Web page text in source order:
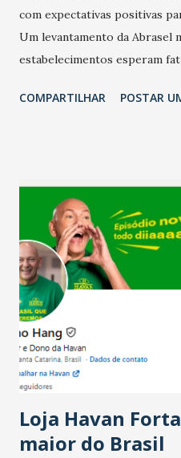
com expectativas positivas
Um levantamento da Abrasel
estabelecimentos esperam
relação ao último trimestre
confraternizações de fim de
Salário para um número
país tem a menor taxa de
Ainda segundo a Pesquisa,
bares e restaurantes
registraram equilíbrio
estabelecimentos no prejuízo
do observado no mês
novembro. Em relação a
COMPARTILHAR POSTAR
Loja Havan
maior do Brasil